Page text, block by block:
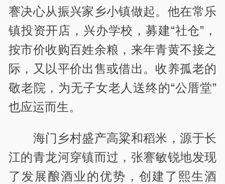
謇决心从振兴家乡小镇做起。他在常乐
镇投资开店，兴办学校，募建“社仓”，
按市价收购百姓余粮，来年青黄不接之
际，又以平价出售或借出。收养孤老的
敬老院，为无子女老人送终的“公厝堂”
也应运而生。
海门乡村盛产高粱和稻米，源于长
江的青龙河穿镇而过，张謇敏锐地发现
了发展酿酒业的优势，创建了熙生酒